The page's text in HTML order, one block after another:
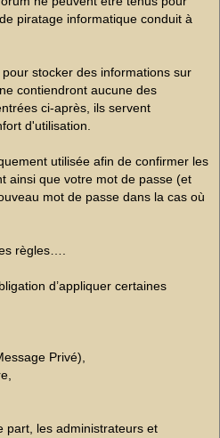
piratage informatique conduit à
stocker des informations sur
contiendront aucune des
ci-après, ils servent
d'utilisation.
utilisée afin de confirmer les
ainsi que votre mot de passe (et
mot de passe dans la cas où
règles….
d’appliquer certaines
Privé),
part, les administrateurs et